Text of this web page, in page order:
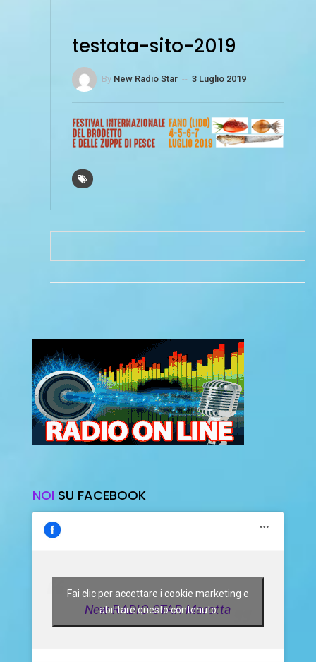
testata-sito-2019
By New Radio Star -- 3 Luglio 2019
NOI SU FACEBOOK
New RADIO STAR Marotta
Fai clic per accettare i cookie marketing e
abilitare questo contenuto